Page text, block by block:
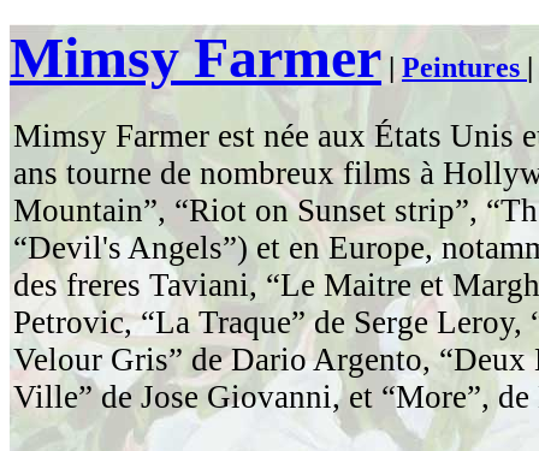
Mimsy Farmer | Peintures |
Mimsy Farmer est née aux États Unis
ans tourne de nombreux films à
Mountain”, “Riot on Sunset strip”,
“Devil's Angels”) et en Europe,
des freres Taviani, “Le Maitre et
Petrovic, “La Traque” de Serge Leroy,
Velour Gris” de Dario Argento, “Deux
Ville” de Jose Giovanni, et “More”, de